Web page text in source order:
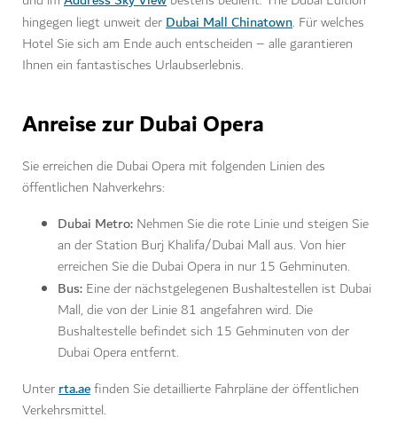
hingegen liegt unweit derDubai Mall Chinatown. Für welches
Hotel Sie sich am Ende auch entscheiden – alle garantieren
Ihnen ein fantastisches Urlaubserlebnis.
Anreise zur Dubai Opera
Sie erreichen die Dubai Opera mit folgenden Linien des
öffentlichen Nahverkehrs:
Dubai Metro: Nehmen Sie die rote Linie und steigen Sie
an der Station Burj Khalifa/Dubai Mall aus. Von hier
erreichen Sie die Dubai Opera in nur 15 Gehminuten.
Bus: Eine der nächstgelegenen Bushaltestellen ist Dubai
Mall, die von der Linie 81 angefahren wird. Die
Bushaltestelle befindet sich 15 Gehminuten von der
Dubai Opera entfernt.
Unterrta.aefinden Sie detaillierte Fahrpläne der öffentlichen
Verkehrsmittel.